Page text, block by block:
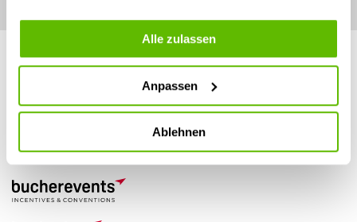
Alle zulassen
Anpassen
Ablehnen